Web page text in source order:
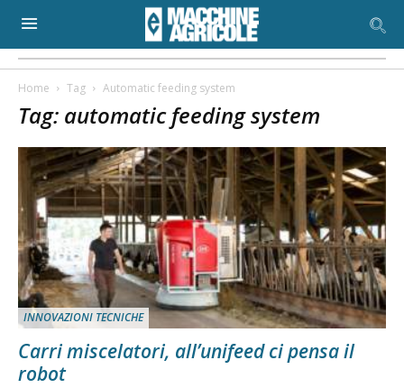
Home Tag Automatic feeding system
Tag: automatic feeding system
INNOVAZIONI TECNICHE
Carri miscelatori, all’unifeed ci pensa il
robot